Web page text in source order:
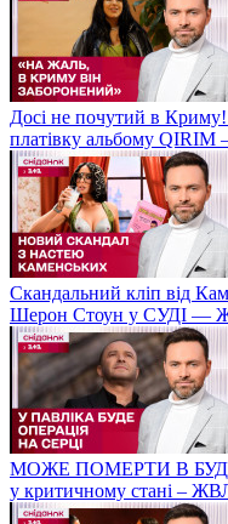
Досі не почутий в Криму!
платівку альбому QIRIM
Скандальний кліп від
Шерон Стоун у СУДІ —
МОЖЕ ПОМЕРТИ В
у критичному стані –